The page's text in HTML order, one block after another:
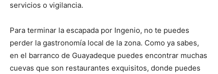
servicios o vigilancia.
Para terminar la escapada por Ingenio, no te puedes
perder la gastronomía local de la zona. Como ya sabes,
en el barranco de Guayadeque puedes encontrar muchas
cuevas que son restaurantes exquisitos, donde puedes